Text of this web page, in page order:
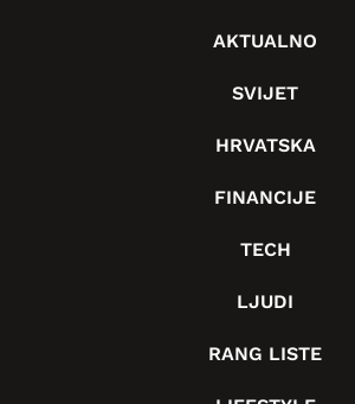
AKTUALNO
SVIJET
HRVATSKA
FINANCIJE
TECH
LJUDI
RANG LISTE